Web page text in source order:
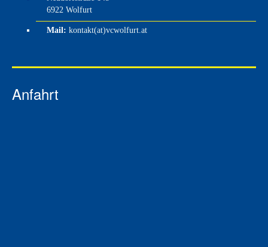
6922 Wolfurt
Mail: kontakt(at)vcwolfurt.at
Anfahrt